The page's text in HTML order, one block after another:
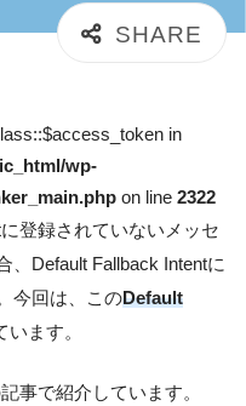
in
wp-
on line 2322
登録されていないメッセ
、Default Fallback Intentに
今回は、このDefault
ます。
事で紹介しています。